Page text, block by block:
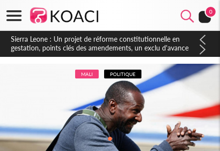
0
Sierra Leone : Un projet de réforme constitutionnelle en
gestation, points clés des amendements, un exclu d'avance
MALI POLITIQUE